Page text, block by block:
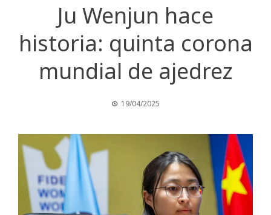
Ju Wenjun hace
historia: quinta corona
mundial de ajedrez
19/04/2025